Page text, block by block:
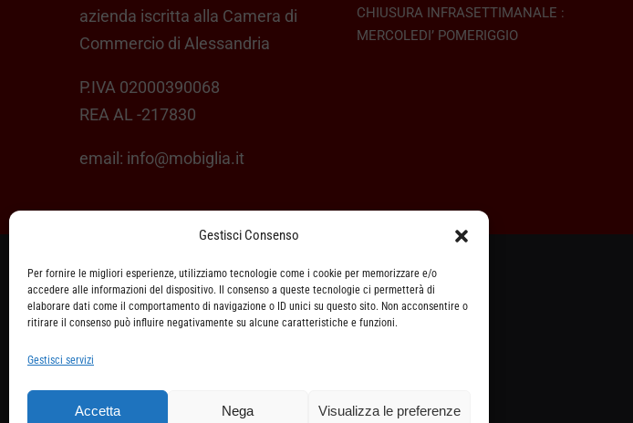
Gestisci Consenso
Per fornire le migliori esperienze, utilizziamo tecnologie come i cookie per memorizzare e/o
accedere alle informazioni del dispositivo. Il consenso a queste tecnologie ci permetterà di
elaborare dati come il comportamento di navigazione o ID unici su questo sito. Non acconsentire o
ritirare il consenso può influire negativamente su alcune caratteristiche e funzioni.
Gestisci servizi
Accetta Nega Visualizza le preferenze
azienda iscritta alla Camera di
Commercio di Alessandria
P.IVA 02000390068
REA AL -217830
email: info@mobiglia.it
CHIUSURA INFRASETTIMANALE :
MERCOLEDI’ POMERIGGIO
ASSISTENZA CLIENTI
SPEDIZIONI
DIRITTO DI RECESSO
METODI DI PAGAMENTO